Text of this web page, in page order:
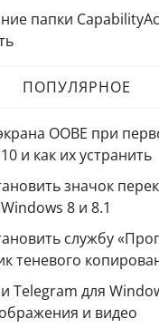
папки
ПОПУЛЯРНОЕ
OOBE при
и как их устранить
значок
8 и 8.1
службу
теневого
Telegram для
и видео